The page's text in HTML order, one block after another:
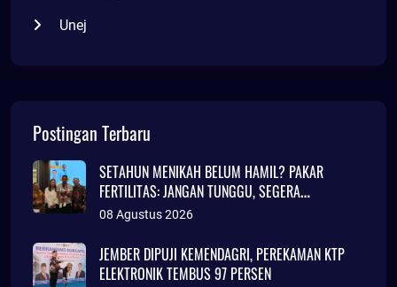
Unej
Postingan Terbaru
SETAHUN MENIKAH BELUM HAMIL? PAKAR
FERTILITAS: JANGAN TUNGGU, SEGERA
KONSULTASI
08 Agustus 2026
JEMBER DIPUJI KEMENDAGRI, PEREKAMAN KTP
ELEKTRONIK TEMBUS 97 PERSEN